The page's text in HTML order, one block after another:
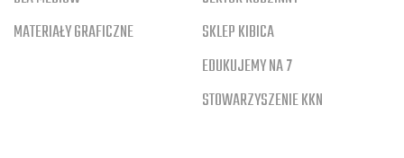
MATERIAŁY GRAFICZNE
SKLEP KIBICA
EDUKUJEMY NA 7
STOWARZYSZENIE KKN